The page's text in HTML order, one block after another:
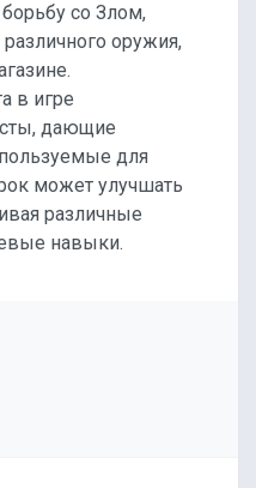
борьбу со Злом,
оружия,
в игре
дающие
для
может улучшать
различные
навыки.